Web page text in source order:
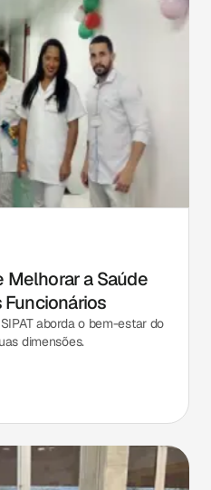
Melhorar a Saúde
aborda o bem-estar do
dimensões.